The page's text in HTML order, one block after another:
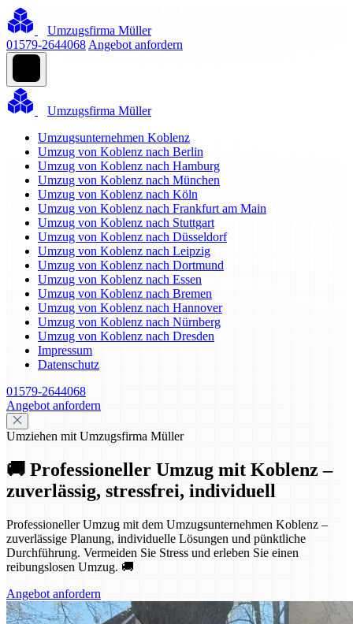
Umzugsfirma Müller
01579-2644068 Angebot anfordern
Umzugsfirma Müller
Umzugsunternehmen Koblenz
Umzug von Koblenz nach Berlin
Umzug von Koblenz nach Hamburg
Umzug von Koblenz nach München
Umzug von Koblenz nach Köln
Umzug von Koblenz nach Frankfurt am Main
Umzug von Koblenz nach Stuttgart
Umzug von Koblenz nach Düsseldorf
Umzug von Koblenz nach Leipzig
Umzug von Koblenz nach Dortmund
Umzug von Koblenz nach Essen
Umzug von Koblenz nach Bremen
Umzug von Koblenz nach Hannover
Umzug von Koblenz nach Nürnberg
Umzug von Koblenz nach Dresden
Impressum
Datenschutz
01579-2644068
Angebot anfordern
Umziehen mit Umzugsfirma Müller
🚚 Professioneller Umzug mit Koblenz –
zuverlässig, stressfrei, individuell
Professioneller Umzug mit dem Umzugsunternehmen Koblenz –
zuverlässige Planung, individuelle Lösungen und pünktliche
Durchführung. Vermeiden Sie Stress und erleben Sie einen
reibungslosen Umzug. 🚚
Angebot anfordern